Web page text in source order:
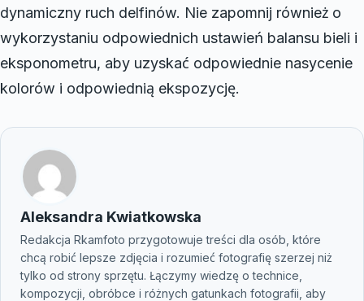
dynamiczny ruch delfinów. Nie zapomnij również o
wykorzystaniu odpowiednich ustawień balansu bieli i
eksponometru, aby uzyskać odpowiednie nasycenie
kolorów i odpowiednią ekspozycję.
Aleksandra Kwiatkowska
Redakcja Rkamfoto przygotowuje treści dla osób, które
chcą robić lepsze zdjęcia i rozumieć fotografię szerzej niż
tylko od strony sprzętu. Łączymy wiedzę o technice,
kompozycji, obróbce i różnych gatunkach fotografii, aby